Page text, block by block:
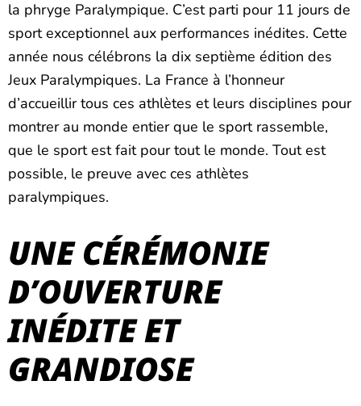
la phryge Paralympique. C’est parti pour 11 jours de
sport exceptionnel aux performances inédites. Cette
année nous célébrons la dix septième édition des
Jeux Paralympiques. La France à l’honneur
d’accueillir tous ces athlètes et leurs disciplines pour
montrer au monde entier que le sport rassemble,
que le sport est fait pour tout le monde. Tout est
possible, le preuve avec ces athlètes
paralympiques.
UNE CÉRÉMONIE
D’OUVERTURE
INÉDITE ET
GRANDIOSE